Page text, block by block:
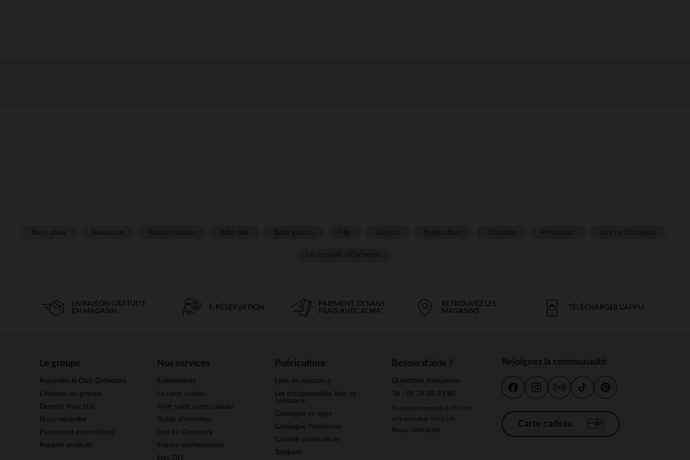
LIVRAISON GRATUITE
EN MAGASIN
E-RÉSERVATION
PAIEMENT 3X SANS
FRAIS AVEC ALMA*
RETROUVEZ LES
MAGASINS
TÉLÉCHARGER L'APPLI
Le groupe
Rejoindre le Club Orchestra
L’histoire du groupe
Devenir franchisé
Nous rejoindre
Partenariat puériculture
Rappels produits
Nos services
Évènements
La carte cadeau
Mon solde carte cadeau
Guide d'entretien
Live by Orchestra
Espace professionnel
Nos DIY
Puériculture
Liste de naissance
Les indispensables liste de
naissance
Catalogue en ligne
Catalogue Prémaman
Conseils puériculture
Tamboor
Besoin d'aide ?
Questions fréquentes
Tel : 09 39 03 93 80
Du lundi au vendredi de 9h à 18h
et le samedi de 10h à 18h
Nous contacter
Rejoignez la communauté
Carte cadeau